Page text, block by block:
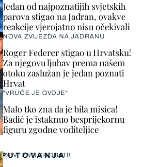
Jedan od najpoznatijih svjetskih
parova stigao na Jadran, ovakve
reakcije vjerojatno nisu očekivali
NOVA ZVIJEZDA NA JADRANU
Roger Federer stigao u Hrvatsku!
Za njegovu ljubav prema našem
otoku zaslužan je jedan poznati
Hrvat
"VRUĆE JE OVDJE"
Malo tko zna da je bila misica!
Badić je istaknuo besprijekornu
figuru zgodne voditeljice
PUTOVANJA
OBVEZNO PROBATI!